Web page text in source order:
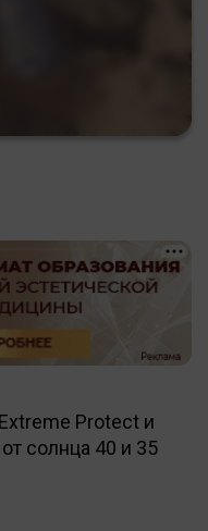
Protect и
солнца 40 и 35